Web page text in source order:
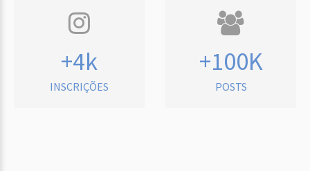
+4k
INSCRIÇÕES
+100K
POSTS